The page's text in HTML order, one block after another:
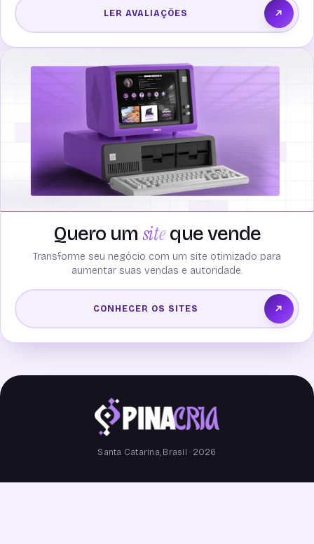
LER AVALIAÇÕES
Quero um site que vende
Transforme seu negócio com um site otimizado para
aumentar suas vendas e autoridade.
CONHECER OS SITES
Santa Catarina, Brasil · 2026